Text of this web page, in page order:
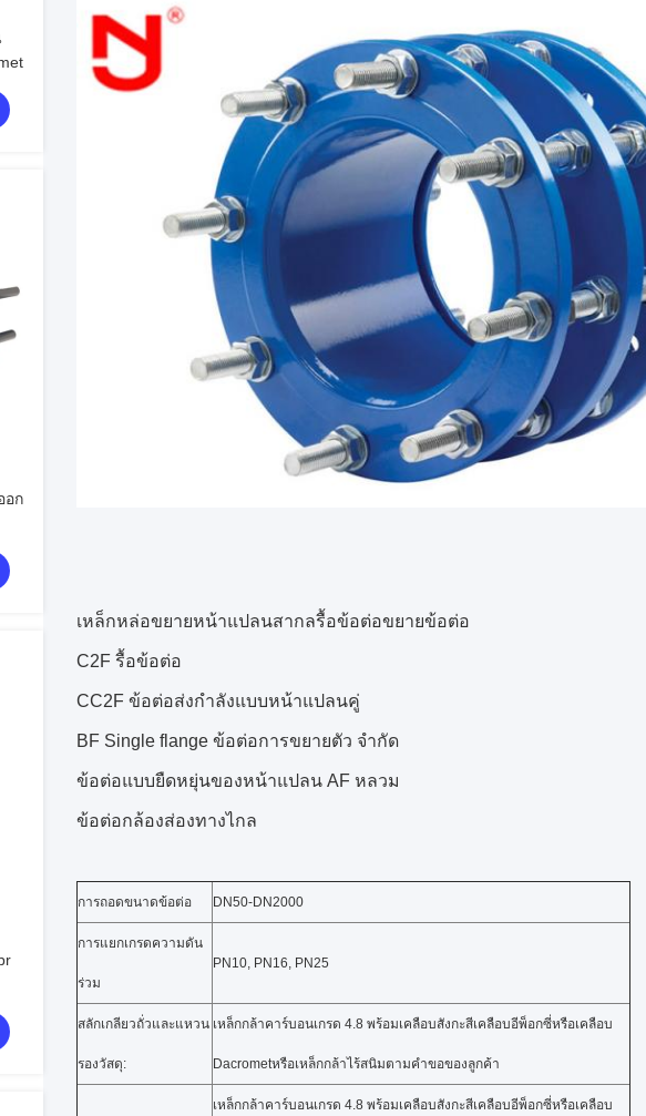
อก
เหล็กหล่อขยายหน้าแปลนสากลรื้อข้อต่อขยายข้อต่อ
C2F รื้อข้อต่อ
CC2F ข้อต่อส่งกำลังแบบหน้าแปลนคู่
BF Single flange ข้อต่อการขยายตัว จำกัด
ข้อต่อแบบยืดหยุ่นของหน้าแปลน AF หลวม
ข้อต่อกล้องส่องทางไกล
การถอดขนาดข้อต่อ DN50-DN2000
การแยกเกรดความดัน
ร่วม
PN10, PN16, PN25
สลักเกลียวถั่วและแหวน
รองวัสดุ:
เหล็กกล้าคาร์บอนเกรด 4.8 พร้อมเคลือบสังกะสีเคลือบอีพ็อกซี่หรือเคลือบ
Dacrometหรือเหล็กกล้าไร้สนิมตามคำขอของลูกค้า
เหล็กกล้าคาร์บอนเกรด 4.8 พร้อมเคลือบสังกะสีเคลือบอีพ็อกซี่หรือเคลือบ